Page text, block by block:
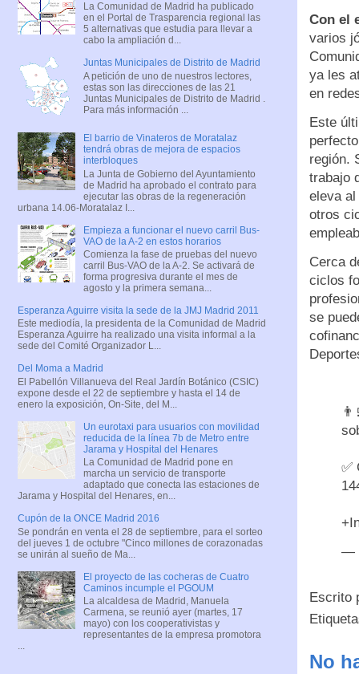
Con el
varios
ya les
en
Este
región.
trabajo
eleva
otros
Cerca
ciclos
se
✅
—
Escrito
No
La Comunidad de Madrid ha publicado
en el Portal de Trasparencia regional las
5 alternativas que estudia para llevar a
cabo la ampliación d...
Juntas Municipales de Distrito de Madrid
A petición de uno de nuestros lectores,
estas son las direcciones de las 21
Juntas Municipales de Distrito de Madrid .
Para más información ...
El barrio de Vinateros de Moratalaz
tendrá obras de mejora de espacios
interbloques
La Junta de Gobierno del Ayuntamiento
de Madrid ha aprobado el contrato para
ejecutar las obras de la regeneración
urbana 14.06-Moratalaz I...
Empieza a funcionar el nuevo carril Bus-
VAO de la A-2 en estos horarios
Comienza la fase de pruebas del nuevo
carril Bus-VAO de la A-2. Se activará de
forma progresiva durante el mes de
agosto y la primera semana...
Esperanza Aguirre visita la sede de la JMJ Madrid 2011
Este mediodía, la presidenta de la Comunidad de Madrid
Esperanza Aguirre ha realizado una visita informal a la
sede del Comité Organizador L...
Del Moma a Madrid
El Pabellón Villanueva del Real Jardín Botánico (CSIC)
expone desde el 22 de septiembre y hasta el 14 de
enero la exposición, On-Site, del M...
Un eurotaxi para usuarios con movilidad
reducida de la línea 7b de Metro entre
Jarama y Hospital del Henares
La Comunidad de Madrid pone en
marcha un servicio de transporte
adaptado que conecta las estaciones de
Jarama y Hospital del Henares, en...
Cupón de la ONCE Madrid 2016
Se pondrán en venta el 28 de septiembre, para el sorteo
del jueves 1 de octubre "Cinco millones de corazonadas
se unirán al sueño de Ma...
El proyecto de las cocheras de Cuatro
Caminos incumple el PGOUM
La alcaldesa de Madrid, Manuela
Carmena, se reunió ayer (martes, 17
mayo) con los cooperativistas y
representantes de la empresa promotora
...